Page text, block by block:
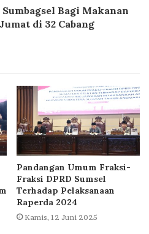
Bagi Makanan
di 32 Cabang
Pandangan Umum Fraksi-
Fraksi DPRD Sumsel
Terhadap Pelaksanaan
Raperda 2024
Kamis, 12 Juni 2025